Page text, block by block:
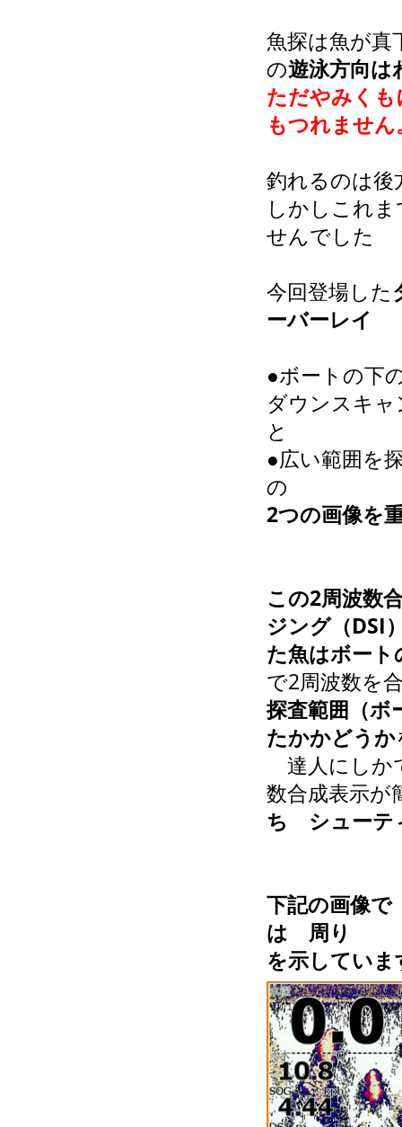
魚探は魚が
の遊泳方向は
ただやみく
もつれません
釣れるのは後
しかしこれ
せんでした
今回登場した
ーバーレイ
●ボートの下
ダウンスキ
と
●広い範囲を
の
2つの画像を
この2周波数
ジング（DSI
た魚はボー
で2周波数を
探査範囲（ボ
たかかどうか
達人にしか
数合成表示が
ち シューテ
下記の画像
は 周り
を示していま